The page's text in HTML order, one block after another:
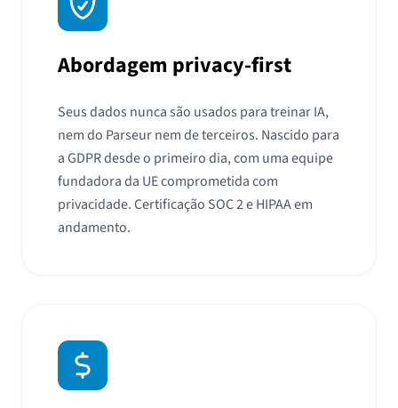
Abordagem privacy-first
Seus dados nunca são usados para treinar IA,
nem do Parseur nem de terceiros. Nascido para
a GDPR desde o primeiro dia, com uma equipe
fundadora da UE comprometida com
privacidade. Certificação SOC 2 e HIPAA em
andamento.